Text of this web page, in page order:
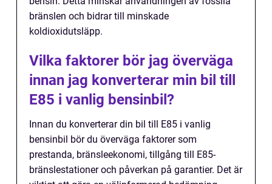
bränslen och bidrar till minskade
koldioxidutsläpp.
Vilka faktorer bör jag överväga
innan jag konverterar min bil till
E85 i vanlig bensinbil?
Innan du konverterar din bil till E85 i vanlig
bensinbil bör du överväga faktorer som
prestanda, bränsleekonomi, tillgång till E85-
bränslestationer och påverkan på garantier. Det är